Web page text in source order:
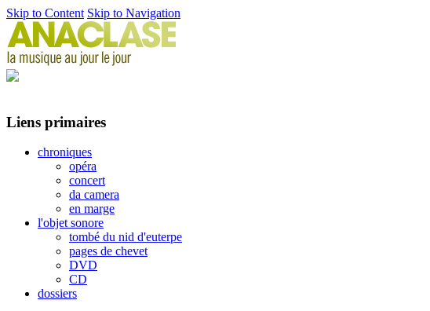
Skip to Content Skip to Navigation
Liens primaires
chroniques
opéra
concert
da camera
en marge
l'objet sonore
tombé du nid d'euterpe
pages de chevet
DVD
CD
dossiers